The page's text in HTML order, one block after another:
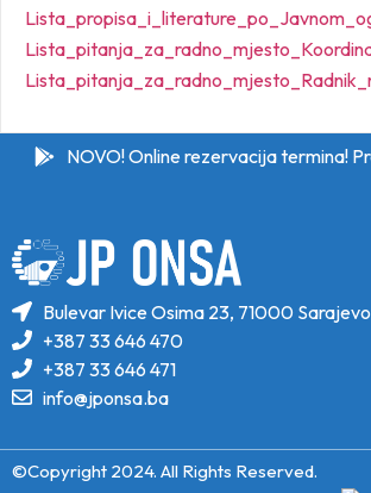
NOVO! Online rezervacija termina!
Bulevar Ivice Osima 23, 71000 Sarajevo
+387 33 646 470
+387 33 646 471
info@jponsa.ba
©Copyright 2024. All Rights Reserved.